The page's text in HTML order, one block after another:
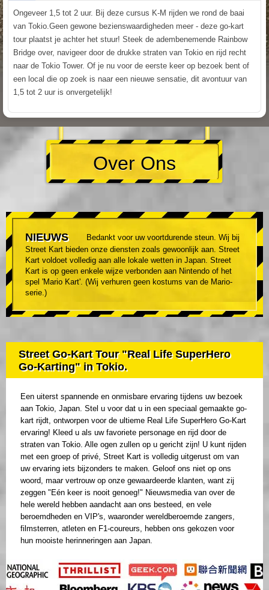
Ongeveer 1,5 tot 2 uur. Bij deze cursus K-M rijden we rond de baai
van Tokio.Geen gewone bezienswaardigheden meer - deze go-kart
tour plaatst je achter het stuur! Steek de adembenemende Rainbow
Bridge over, navigeer door de drukke straten van Tokio en rijd recht
naar de Tokio Tower. Of je nu voor de eerste keer op bezoek bent of
een local die op zoek is naar een nieuwe sensatie, dit avontuur van
1,5 tot 2 uur is onvergetelijk!
Over Ons
NIEUWS
Bedankt voor uw voortdurende steun. Wij bij
Street Kart bieden onze diensten zoals gewoonlijk aan. Street
Kart voldoet volledig aan alle lokale wetten in Japan. Street
Kart is op geen enkele wijze verbonden aan Nintendo of het
spel 'Mario Kart'. (Wij verhuren geen kostums van de Mario-
serie.)
Street Go-Kart Tour "Real Life SuperHero
Go-Karting" in Tokio.
Een uiterst spannende en onmisbare ervaring tijdens uw bezoek
aan Tokio, Japan. Stel u voor dat u in een speciaal gemaakte go-
kart rijdt, ontworpen voor de ultieme Real Life SuperHero Go-Kart
ervaring! Kleed u als uw favoriete personage en rijd door de
straten van Tokio. Alle ogen zullen op u gericht zijn! U kunt rijden
met een groep of privé, Street Kart is volledig uitgerust om van
uw ervaring iets bijzonders te maken. Geloof ons niet op ons
woord, maar vertrouw op onze gewaardeerde klanten, want zij
zeggen "Eén keer is nooit genoeg!" Nieuwsmedia van over de
hele wereld hebben aandacht aan ons besteed, en vele
beroemdheden en VIP's, waaronder wereldberoemde zangers,
filmsterren, atleten en F1-coureurs, hebben ons gekozen voor
hun mooiste herinneringen aan Japan.